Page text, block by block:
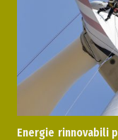
Energie rinnovabili p